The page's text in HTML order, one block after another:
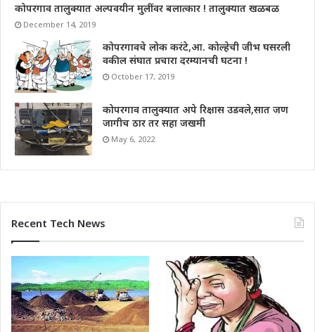
कोपरगाव तालुक्यात अल्पवयीन मुलींवर बलात्कार ! तालुक्यात खळबळ
December 14, 2019
कोपरगावचे लोक करंटे,आ. कोल्हेची जीभ घसरली
वकील संघात प्रचारा दरम्यानची घटना !
October 17, 2019
कोपरगाव तालुक्यात अपे रिक्षास उडवले,सात जण
जागीच ठार तर सहा जखमी
May 6, 2022
Recent Tech News